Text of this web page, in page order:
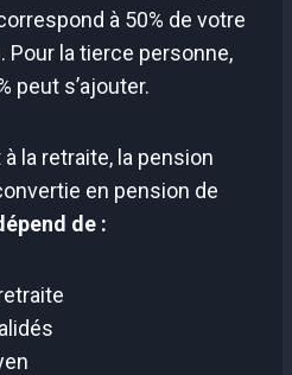
à 50% de votre
Pour la tierce personne,
peut s’ajouter.
à la retraite, la pension
en pension de
de :